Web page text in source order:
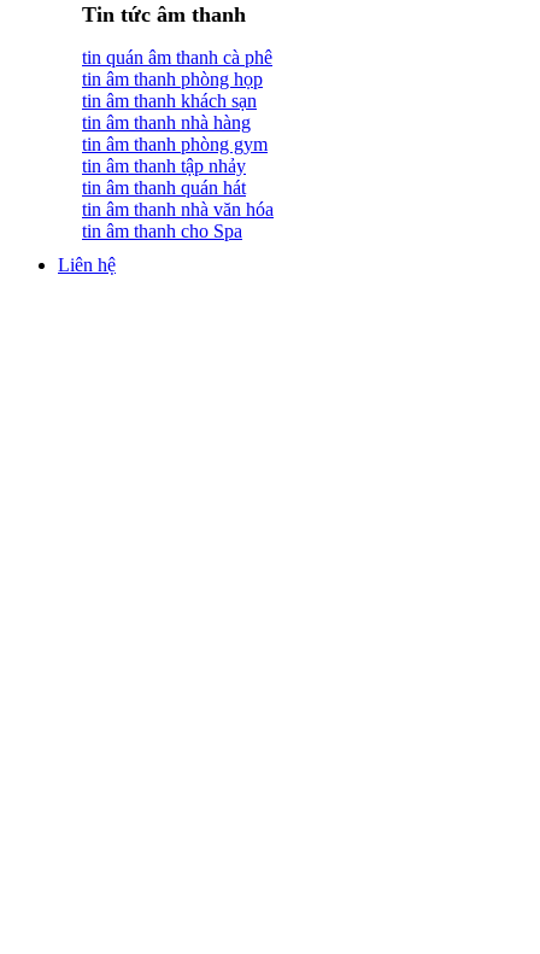
Tin tức âm thanh
tin quán âm thanh cà phê
tin âm thanh phòng họp
tin âm thanh khách sạn
tin âm thanh nhà hàng
tin âm thanh phòng gym
tin âm thanh tập nhảy
tin âm thanh quán hát
tin âm thanh nhà văn hóa
tin âm thanh cho Spa
Liên hệ